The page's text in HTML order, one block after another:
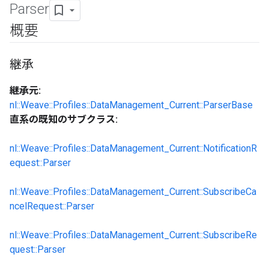
Parser
概要
継承
継承元:
nl::Weave::Profiles::DataManagement_Current::ParserBase
直系の既知のサブクラス:
nl::Weave::Profiles::DataManagement_Current::NotificationR
equest::Parser
nl::Weave::Profiles::DataManagement_Current::SubscribeCa
ncelRequest::Parser
nl::Weave::Profiles::DataManagement_Current::SubscribeRe
quest::Parser